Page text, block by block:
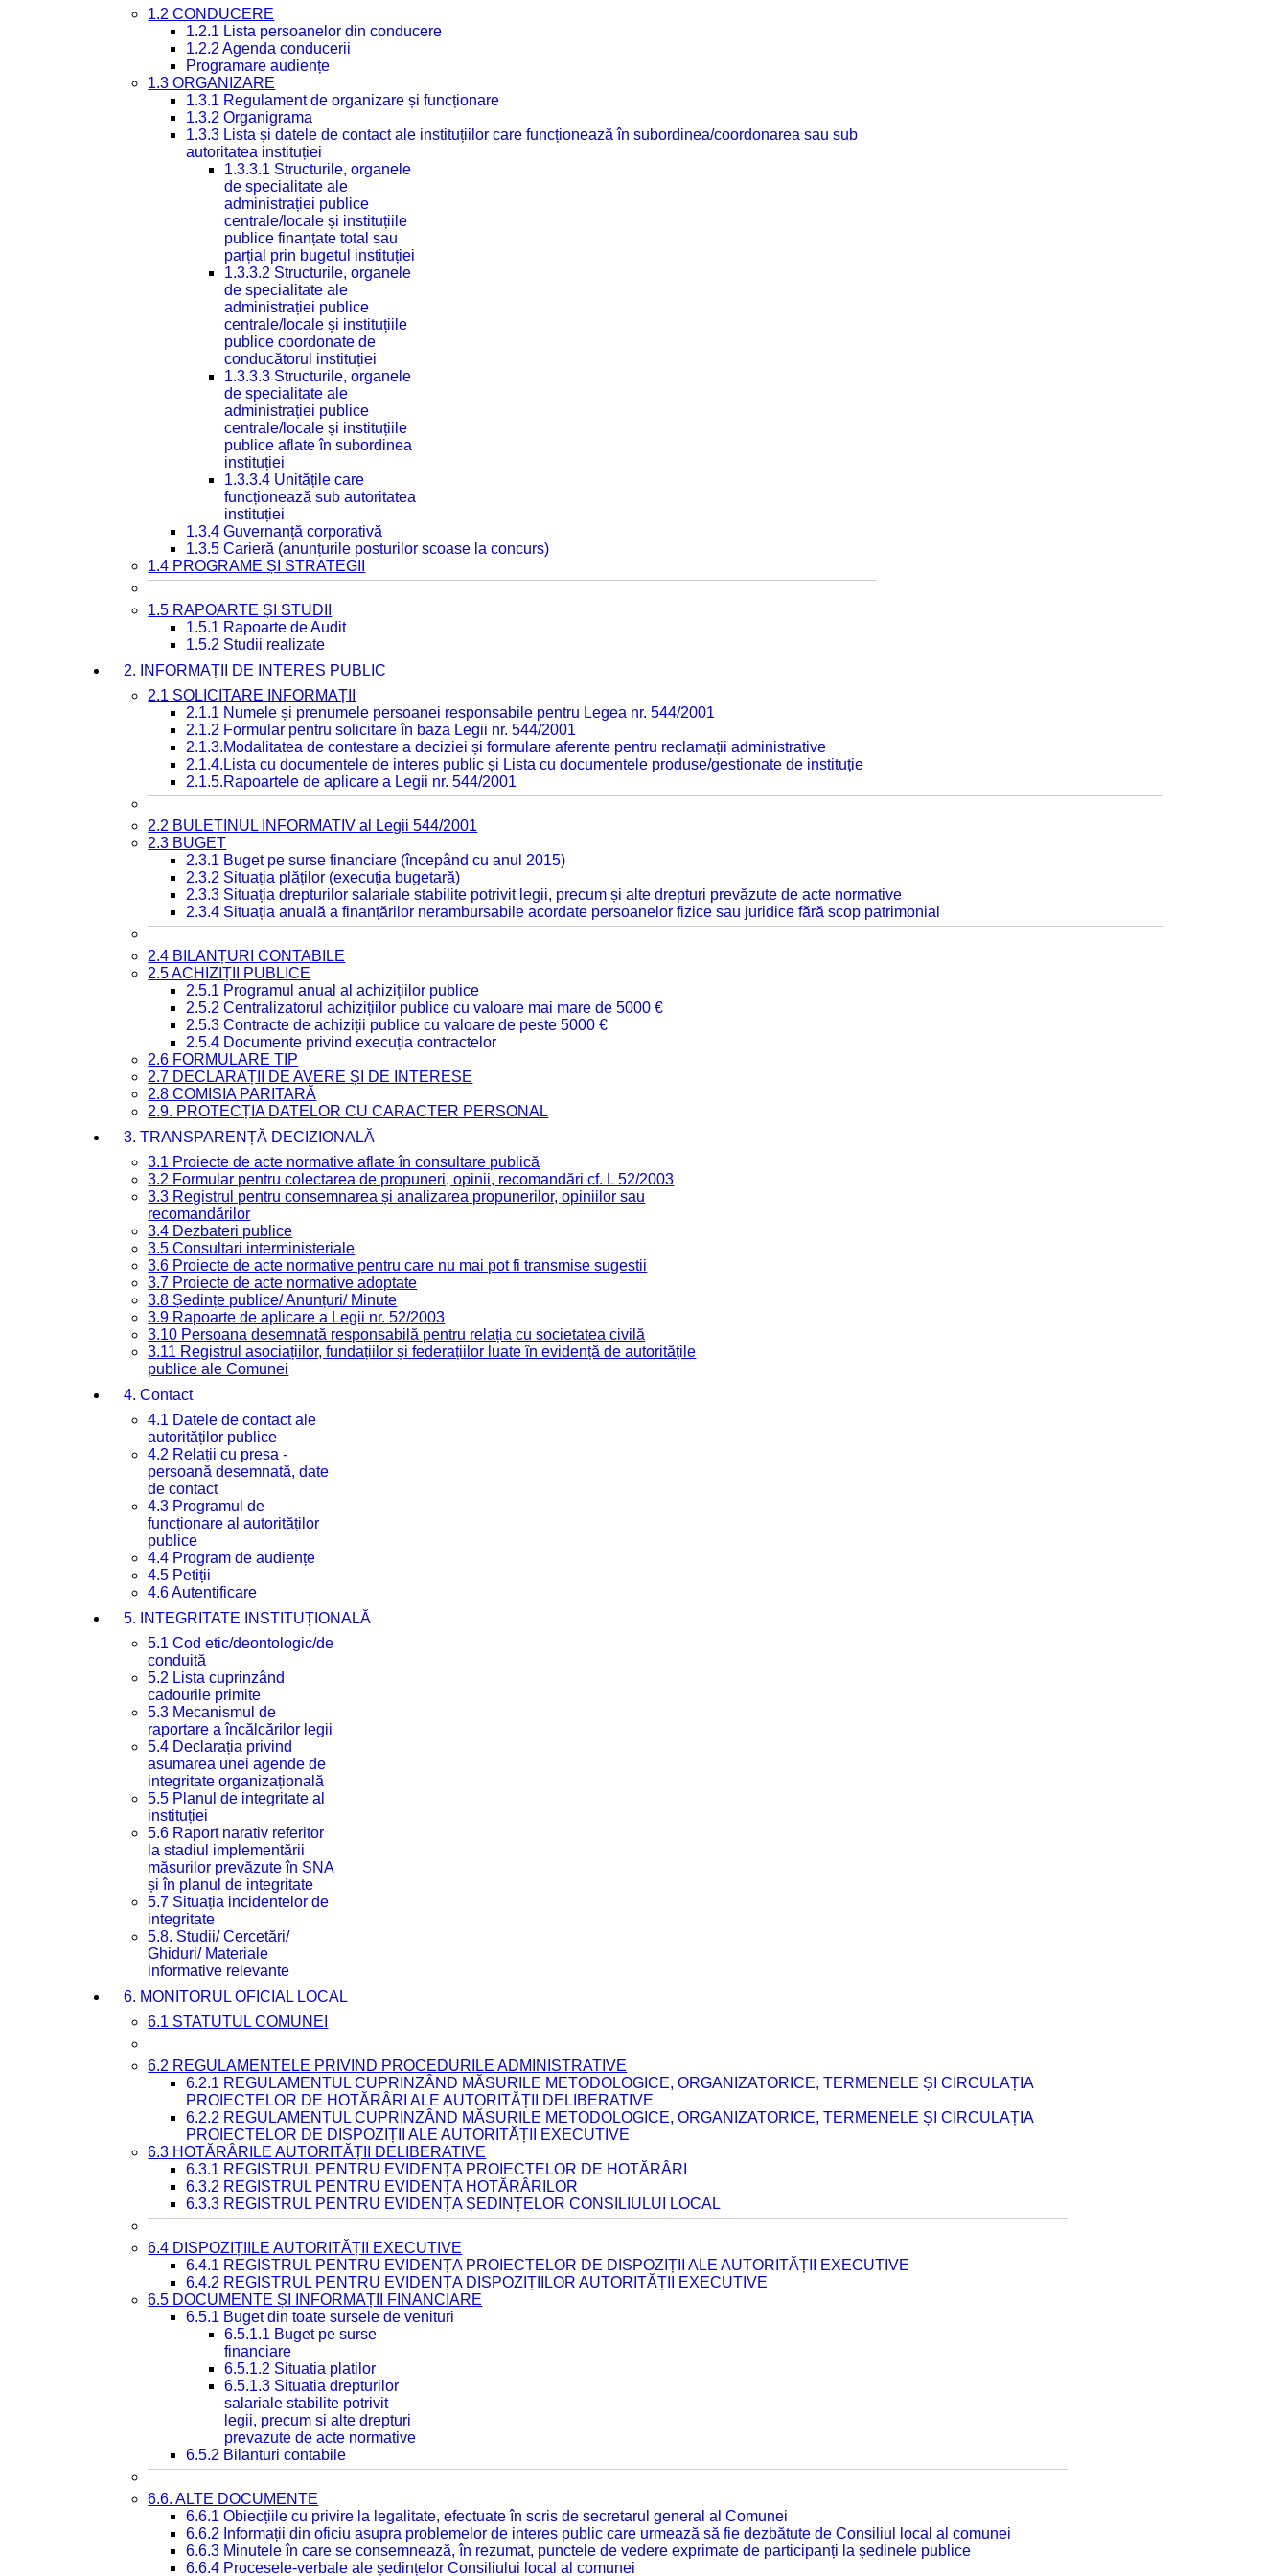
1.2 CONDUCERE
1.2.1 Lista persoanelor din conducere
1.2.2 Agenda conducerii
Programare audiențe
1.3 ORGANIZARE
1.3.1 Regulament de organizare și funcționare
1.3.2 Organigrama
1.3.3 Lista și datele de contact ale instituțiilor care funcționează în subordinea/coordonarea sau sub
autoritatea instituției
1.3.3.1 Structurile, organele
de specialitate ale
administrației publice
centrale/locale și instituțiile
publice finanțate total sau
parțial prin bugetul instituției
1.3.3.2 Structurile, organele
de specialitate ale
administrației publice
centrale/locale și instituțiile
publice coordonate de
conducătorul instituției
1.3.3.3 Structurile, organele
de specialitate ale
administrației publice
centrale/locale și instituțiile
publice aflate în subordinea
instituției
1.3.3.4 Unitățile care
funcționează sub autoritatea
instituției
1.3.4 Guvernanță corporativă
1.3.5 Carieră (anunțurile posturilor scoase la concurs)
1.4 PROGRAME ȘI STRATEGII
1.5 RAPOARTE ȘI STUDII
1.5.1 Rapoarte de Audit
1.5.2 Studii realizate
2. INFORMAȚII DE INTERES PUBLIC
2.1 SOLICITARE INFORMAȚII
2.1.1 Numele și prenumele persoanei responsabile pentru Legea nr. 544/2001
2.1.2 Formular pentru solicitare în baza Legii nr. 544/2001
2.1.3.Modalitatea de contestare a deciziei și formulare aferente pentru reclamații administrative
2.1.4.Lista cu documentele de interes public și Lista cu documentele produse/gestionate de instituție
2.1.5.Rapoartele de aplicare a Legii nr. 544/2001
2.2 BULETINUL INFORMATIV al Legii 544/2001
2.3 BUGET
2.3.1 Buget pe surse financiare (începând cu anul 2015)
2.3.2 Situația plăților (execuția bugetară)
2.3.3 Situația drepturilor salariale stabilite potrivit legii, precum și alte drepturi prevăzute de acte normative
2.3.4 Situația anuală a finanțărilor nerambursabile acordate persoanelor fizice sau juridice fără scop patrimonial
2.4 BILANȚURI CONTABILE
2.5 ACHIZIȚII PUBLICE
2.5.1 Programul anual al achizițiilor publice
2.5.2 Centralizatorul achizițiilor publice cu valoare mai mare de 5000 €
2.5.3 Contracte de achiziții publice cu valoare de peste 5000 €
2.5.4 Documente privind execuția contractelor
2.6 FORMULARE TIP
2.7 DECLARAȚII DE AVERE ȘI DE INTERESE
2.8 COMISIA PARITARĂ
2.9. PROTECȚIA DATELOR CU CARACTER PERSONAL
3. TRANSPARENȚĂ DECIZIONALĂ
3.1 Proiecte de acte normative aflate în consultare publică
3.2 Formular pentru colectarea de propuneri, opinii, recomandări cf. L 52/2003
3.3 Registrul pentru consemnarea și analizarea propunerilor, opiniilor sau
recomandărilor
3.4 Dezbateri publice
3.5 Consultari interministeriale
3.6 Proiecte de acte normative pentru care nu mai pot fi transmise sugestii
3.7 Proiecte de acte normative adoptate
3.8 Ședințe publice/ Anunțuri/ Minute
3.9 Rapoarte de aplicare a Legii nr. 52/2003
3.10 Persoana desemnată responsabilă pentru relația cu societatea civilă
3.11 Registrul asociațiilor, fundațiilor și federațiilor luate în evidență de autoritățile
publice ale Comunei
4. Contact
4.1 Datele de contact ale
autorităților publice
4.2 Relații cu presa -
persoană desemnată, date
de contact
4.3 Programul de
funcționare al autorităților
publice
4.4 Program de audiențe
4.5 Petiții
4.6 Autentificare
5. INTEGRITATE INSTITUȚIONALĂ
5.1 Cod etic/deontologic/de
conduită
5.2 Lista cuprinzând
cadourile primite
5.3 Mecanismul de
raportare a încălcărilor legii
5.4 Declarația privind
asumarea unei agende de
integritate organizațională
5.5 Planul de integritate al
instituției
5.6 Raport narativ referitor
la stadiul implementării
măsurilor prevăzute în SNA
și în planul de integritate
5.7 Situația incidentelor de
integritate
5.8. Studii/ Cercetări/
Ghiduri/ Materiale
informative relevante
6. MONITORUL OFICIAL LOCAL
6.1 STATUTUL COMUNEI
6.2 REGULAMENTELE PRIVIND PROCEDURILE ADMINISTRATIVE
6.2.1 REGULAMENTUL CUPRINZÂND MĂSURILE METODOLOGICE, ORGANIZATORICE, TERMENELE ȘI CIRCULAȚIA
PROIECTELOR DE HOTĂRÂRI ALE AUTORITĂȚII DELIBERATIVE
6.2.2 REGULAMENTUL CUPRINZÂND MĂSURILE METODOLOGICE, ORGANIZATORICE, TERMENELE ȘI CIRCULAȚIA
PROIECTELOR DE DISPOZIȚII ALE AUTORITĂȚII EXECUTIVE
6.3 HOTĂRÂRILE AUTORITĂȚII DELIBERATIVE
6.3.1 REGISTRUL PENTRU EVIDENȚA PROIECTELOR DE HOTĂRÂRI
6.3.2 REGISTRUL PENTRU EVIDENȚA HOTĂRÂRILOR
6.3.3 REGISTRUL PENTRU EVIDENȚA ȘEDINȚELOR CONSILIULUI LOCAL
6.4 DISPOZIȚIILE AUTORITĂȚII EXECUTIVE
6.4.1 REGISTRUL PENTRU EVIDENȚA PROIECTELOR DE DISPOZIȚII ALE AUTORITĂȚII EXECUTIVE
6.4.2 REGISTRUL PENTRU EVIDENȚA DISPOZIȚIILOR AUTORITĂȚII EXECUTIVE
6.5 DOCUMENTE ȘI INFORMAȚII FINANCIARE
6.5.1 Buget din toate sursele de venituri
6.5.1.1 Buget pe surse
financiare
6.5.1.2 Situatia platilor
6.5.1.3 Situatia drepturilor
salariale stabilite potrivit
legii, precum si alte drepturi
prevazute de acte normative
6.5.2 Bilanturi contabile
6.6. ALTE DOCUMENTE
6.6.1 Obiecțiile cu privire la legalitate, efectuate în scris de secretarul general al Comunei
6.6.2 Informații din oficiu asupra problemelor de interes public care urmează să fie dezbătute de Consiliul local al comunei
6.6.3 Minutele în care se consemnează, în rezumat, punctele de vedere exprimate de participanți la ședinele publice
6.6.4 Procesele-verbale ale ședințelor Consiliului local al comunei